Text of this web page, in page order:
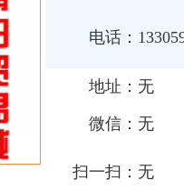
电话：
地址： 无
微信： 无
扫一扫： 无